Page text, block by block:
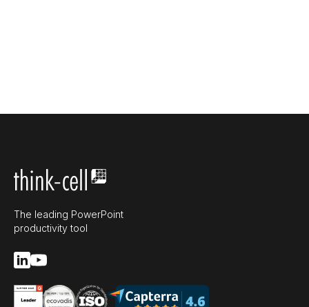
The leading PowerPoint
productivity tool